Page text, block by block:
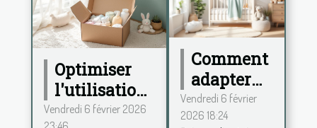
Optimiser
l'utilisation
des couches
Vendredi 6 février 2026
Comment
adapter
votre
maison à
Vendredi 6 février
2026 18:24